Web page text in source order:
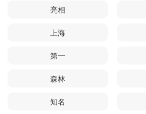
亮相
上海
第一
森林
知名